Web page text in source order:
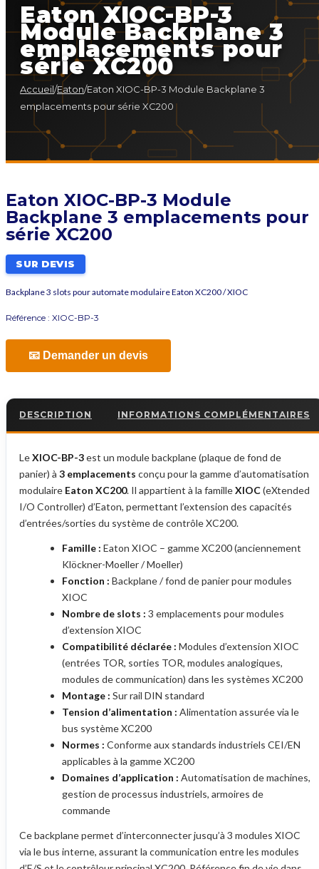
Eaton XIOC-BP-3
Module Backplane 3
emplacements pour
série XC200
Accueil/Eaton/Eaton XIOC-BP-3 Module Backplane 3
emplacements pour série XC200
Eaton XIOC-BP-3 Module
Backplane 3 emplacements pour
série XC200
SUR DEVIS
Backplane 3 slots pour automate modulaire Eaton XC200 / XIOC
Référence : XIOC-BP-3
📧 Demander un devis
DESCRIPTION INFORMATIONS COMPLÉMENTAIRES
LeXIOC-BP-3est un module backplane (plaque de fond de
panier) à 3 emplacements conçu pour la gamme d’automatisation
modulaire Eaton XC200. Il appartient à la familleXIOC(eXtended
I/O Controller) d’Eaton, permettant l’extension des capacités
d’entrées/sorties du système de contrôle XC200.
Famille : Eaton XIOC – gamme XC200 (anciennement
Klöckner-Moeller / Moeller)
Fonction : Backplane / fond de panier pour modules
XIOC
Nombre de slots : 3 emplacements pour modules
d’extension XIOC
Compatibilité déclarée : Modules d’extension XIOC
(entrées TOR, sorties TOR, modules analogiques,
modules de communication) dans les systèmes XC200
Montage : Sur rail DIN standard
Tension d’alimentation : Alimentation assurée via le
bus système XC200
Normes : Conforme aux standards industriels CEI/EN
applicables à la gamme XC200
Domaines d’application : Automatisation de machines,
gestion de processus industriels, armoires de
commande
Ce backplane permet d’interconnecter jusqu’à 3 modules XIOC
via le bus interne, assurant la communication entre les modules